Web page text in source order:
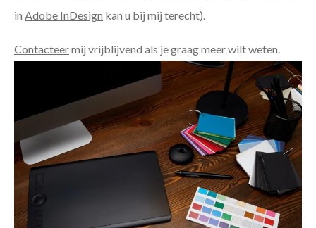
in Adobe InDesign kan u bij mij terecht).
Contacteermij vrijblijvend als je graag meer wilt weten.